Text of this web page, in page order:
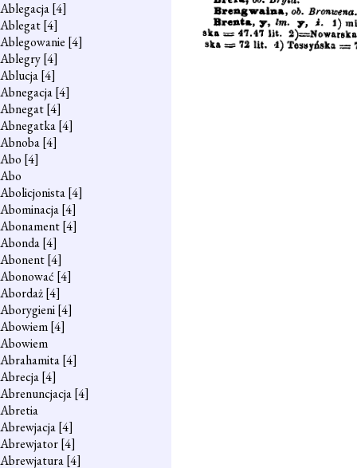
Ablegacja[4]
Ablegat[4]
Ablegowanie [4]
Ablegry[4]
Ablucja[4]
Abnegacja[4]
Abnegat[4]
Abnegatka[4]
Abnoba[4]
Abo [4]
Abo
Abolicjonista[4]
Abominacja[4]
Abonament[4]
Abonda[4]
Abonent[4]
Abonować [4]
Abordaż[4]
Aborygieni[4]
Abowiem[4]
Abowiem
Abrahamita[4]
Abrecja[4]
Abrenuncjacja[4]
Abretia
Abrewjacja[4]
Abrewjator[4]
Abrewjatura[4]